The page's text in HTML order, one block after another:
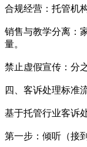
合规经营：托管机
销售与教学分离：
量。
禁止虚假宣传：分
四、客诉处理标准
基于托管行业客诉
第一步：倾听（接